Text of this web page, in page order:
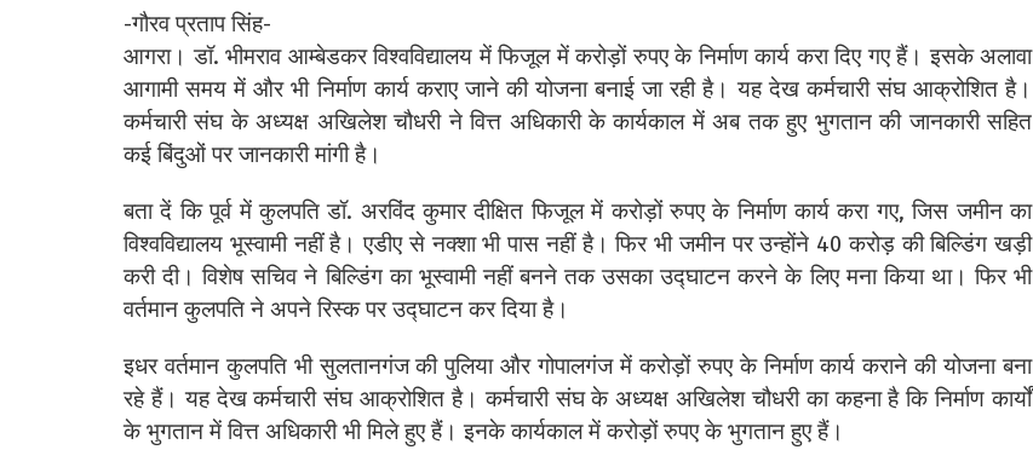
-गौरव प्रताप सिंह-
आगरा। डॉ. भीमराव आम्बेडकर विश्वविद्यालय में फिजूल में करोड़ों रुपए के निर्माण कार्य करा दिए गए हैं। इसके अलावा
आगामी समय में और भी निर्माण कार्य कराए जाने की योजना बनाई जा रही है। यह देख कर्मचारी संघ आक्रोशित है।
कर्मचारी संघ के अध्यक्ष अखिलेश चौधरी ने वित्त अधिकारी के कार्यकाल में अब तक हुए भुगतान की जानकारी सहित
कई बिंदुओं पर जानकारी मांगी है।
बता दें कि पूर्व में कुलपति डॉ. अरविंद कुमार दीक्षित फिजूल में करोड़ों रुपए के निर्माण कार्य करा गए, जिस जमीन का
विश्वविद्यालय भूस्वामी नहीं है। एडीए से नक्शा भी पास नहीं है। फिर भी जमीन पर उन्होंने 40 करोड़ की बिल्डिंग खड़ी
करी दी। विशेष सचिव ने बिल्डिंग का भूस्वामी नहीं बनने तक उसका उद्घाटन करने के लिए मना किया था। फिर भी
वर्तमान कुलपति ने अपने रिस्क पर उद्घाटन कर दिया है।
इधर वर्तमान कुलपति भी सुलतानगंज की पुलिया और गोपालगंज में करोड़ों रुपए के निर्माण कार्य कराने की योजना बना
रहे हैं। यह देख कर्मचारी संघ आक्रोशित है। कर्मचारी संघ के अध्यक्ष अखिलेश चौधरी का कहना है कि निर्माण कार्यों
के भुगतान में वित्त अधिकारी भी मिले हुए हैं। इनके कार्यकाल में करोड़ों रुपए के भुगतान हुए हैं।